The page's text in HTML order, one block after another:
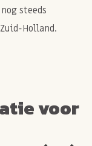
steeds
Holland.
voor